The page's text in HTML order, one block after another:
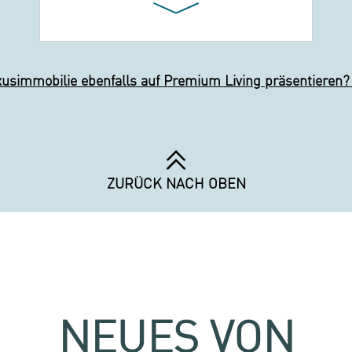
ebenfalls auf Premium Living
ZURÜCK NACH OBEN
NEUES VON